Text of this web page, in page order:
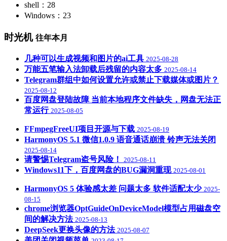
shell：28
Windows：23
时光机 往年本月
几种可以生成视频和图片的ai工具 2025-08-28
万能五笔输入法卸载后残留的内容太多 2025-08-14
Telegram群组中如何设置允许或禁止下载媒体或图片？
2025-08-12
百度网盘登陆故障 当前本地程序文件缺失，网盘无法正
常运行 2025-08-05
FFmpegFreeUI项目开源与下载 2025-08-19
HarmonyOS 5.1 微信1.0.9 语音通话崩溃 铃声无法关闭
2025-08-14
请警惕Telegram盗号风险！ 2025-08-11
Windows11下，百度网盘的BUG漏洞重现 2025-08-01
HarmonyOS 5 体验感太差 问题太多 软件适配太少 2025-
08-15
chrome浏览器OptGuideOnDeviceModel模型占用磁盘空
间的解决方法 2025-08-13
DeepSeek更换头像的方法 2025-08-07